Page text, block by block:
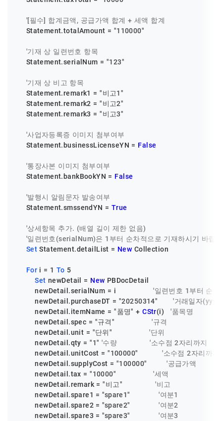
'[필수] 합계금액, 공급가액 합계 + 세액 합계
    Statement.totalAmount =
"110000"
'기재 상 일련번호 항목
    Statement.serialNum =
"123"
'기재 상 비고 항목
    Statement.remark1 =
"비고1"
    Statement.remark2 =
"비고2"
    Statement.remark3 =
"비고3"
'사업자등록증 이미지 첨부여부
    Statement.businessLicenseYN =
False
'통장사본 이미지 첨부여부
    Statement.bankBookYN =
False
'발행시 알림문자 발송여부
    Statement.smssendYN =
True
'상세항목 추가. (배열 길이 제한 없음)
'일련번호(serialNum)은 1부터 순차적으로 기재하시기 바랍
Set Statement.detailList = New Collection
For i = 1 To 5
Set newDetail = New PBDocDetail
        newDetail.serialNum = i
'일련번호 1부터 순차
        newDetail.purchaseDT =
"20250314"
'거래일자
        newDetail.itemName =
"품명" + CStr(i) '품목명
        newDetail.spec =
"규격"
'규격
        newDetail.unit =
"단위"
'단위
        newDetail.qty =
"1" '수량               '소수점 2자리까지
        newDetail.unitCost =
"100000"
'소수점 2자리까지
        newDetail.supplyCost =
"100000"
'공급가액
        newDetail.tax =
"10000"
'세액
        newDetail.remark =
"비고"
'비고
        newDetail.spare1 =
"spare1"
'여분1
        newDetail.spare2 =
"spare2"
'여분2
        newDetail.spare3 =
"spare3"
'여분3